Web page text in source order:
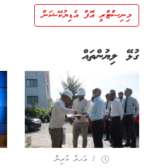
މިނިސްޓްރީ އޮފް އެޑިޔުކޭޝަން
ގުޅޭ ލިޔުންތައް
1 އަހރު ކުރިން